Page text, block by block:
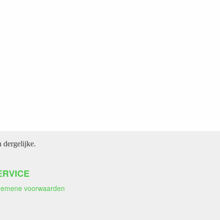
dergelijke.
voorwaarden